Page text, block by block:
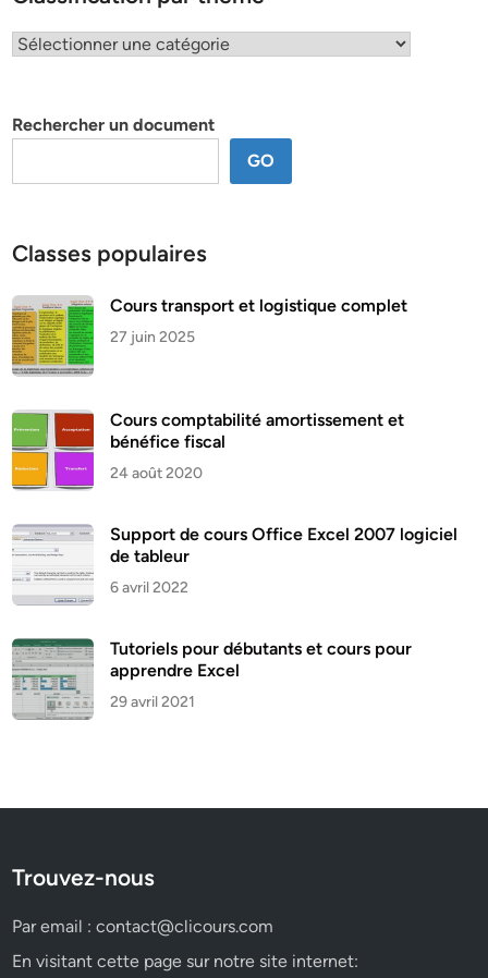
Classification
Rechercher un document
GO
Classes populaires
Cours transport et logistique complet
27 juin 2025
Cours comptabilité amortissement et
bénéfice fiscal
24 août 2020
Support de cours Office Excel 2007 logiciel
de tableur
6 avril 2022
Tutoriels pour débutants et cours pour
apprendre Excel
29 avril 2021
Trouvez-nous
Par email :contact@clicours.com
En visitant cette page sur notre site internet: